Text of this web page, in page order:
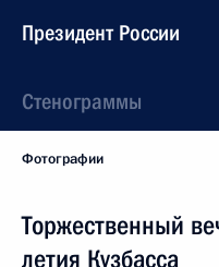
Президент России
Стенограммы
Фотографии
Торжественный
летия Кузбасса